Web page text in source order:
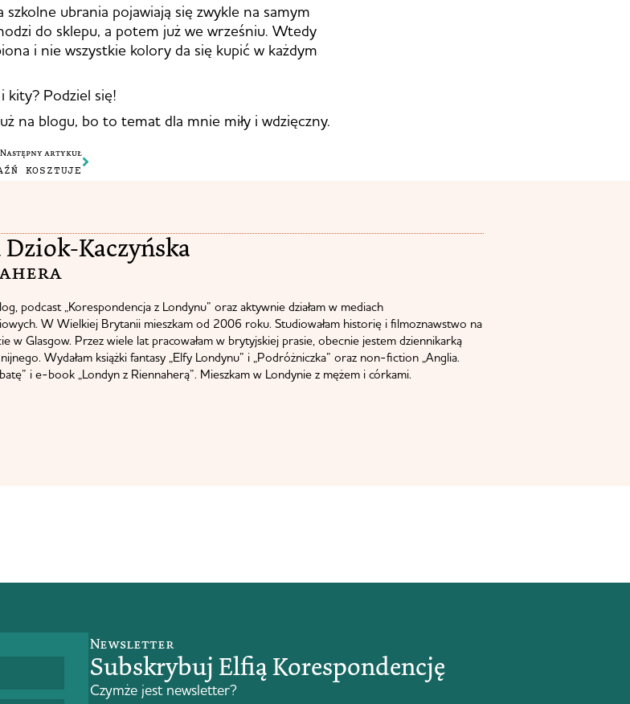
ubrania pojawiają się zwykle na samym
do sklepu, a potem już we wrześniu. Wtedy
i nie wszystkie kolory da się kupić w każdym
kity? Podziel się!
na blogu, bo to temat dla mnie miły i wdzięczny.
Następny artykuł
KOSZTUJE
Kaczyńska
podcast „Korespondencja z Londynu” oraz aktywnie działam w mediach
W Wielkiej Brytanii mieszkam od 2006 roku. Studiowałam historię i filmoznawstwo na
w Glasgow. Przez wiele lat pracowałam w brytyjskiej prasie, obecnie jestem dziennikarką
Wydałam książki fantasy „Elfy Londynu” i „Podróżniczka” oraz non-fiction „Anglia.
i e-book „Londyn z Riennaherą”. Mieszkam w Londynie z mężem i córkami.
Newsletter
Subskrybuj Elfią Korespondencję
Czymże jest newsletter?